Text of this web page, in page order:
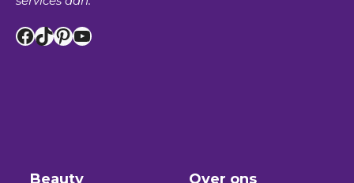
Facebook
TikTok
Pinterest
YouTube
Beauty Over ons